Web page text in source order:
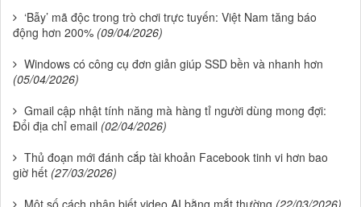
‘Bẫy’ mã độc trong trò chơi trực tuyến: Việt Nam tăng báo
động hơn 200% (09/04/2026)
Windows có công cụ đơn giản giúp SSD bền và nhanh hơn
(05/04/2026)
Gmail cập nhật tính năng mà hàng tỉ người dùng mong đợi:
Đổi địa chỉ email (02/04/2026)
Thủ đoạn mới đánh cắp tài khoản Facebook tinh vi hơn bao
giờ hết (27/03/2026)
Một số cách nhận biết video AI bằng mắt thường (22/03/2026)